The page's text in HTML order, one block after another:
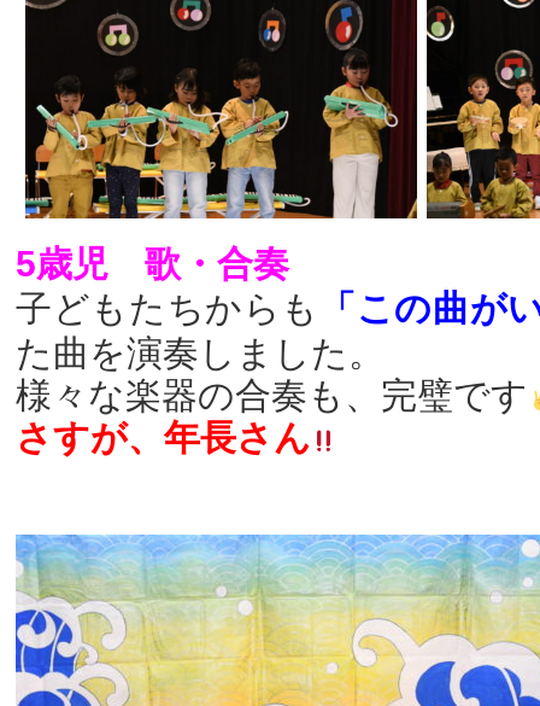
5歳児 歌・合奏
子どもたちからも
「この曲が
た曲を演奏しました。
様々な楽器の合奏も、完璧です
さすが、年長さん